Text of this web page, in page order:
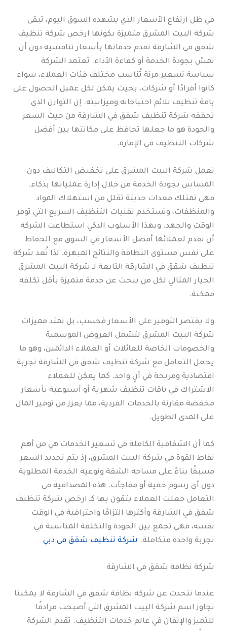
في ظل ارتفاع الأسعار الذي يشهده السوق اليوم، تبقى
شركة البيت المشرق متميزة بكونها ارخص شركة تنظيف
شقق في الشارقة تقدم خدماتها بأسعار تنافسية دون أن
تمسّ بجودة الخدمة أو كفاءة الأداء. تعتمد الشركة
سياسة تسعير مرنة تُناسب مختلف فئات العملاء، سواء
كانوا أفرادًا أو شركات، بحيث يمكن لكل عميل الحصول على
باقة تنظيف تلائم احتياجاته وميزانيته. إن التوازن الذي
تحققه شركة تنظيف شقق في الشارقة من حيث السعر
والجودة هو ما جعلها تحافظ على مكانتها بين أفضل
شركات التنظيف في الإمارة.
تعمل شركة البيت المشرق على تخفيض التكاليف دون
المساس بجودة الخدمة من خلال إدارة عملياتها بذكاء.
فهي تمتلك معدات حديثة تقلل من استهلاك المواد
والمنظفات، وتستخدم تقنيات التنظيف السريع التي توفر
الوقت والجهد. وبهذا الأسلوب الذكي استطاعت الشركة
أن تقدم لعملائها أفضل الأسعار في السوق مع الحفاظ
على نفس مستوى النظافة والنتائج المبهرة. لذا تُعد شركة
تنظيف شقق في الشارقة التابعة لـ شركة البيت المشرق
الخيار المثالي لكل من يبحث عن خدمة متميزة بأقل تكلفة
ممكنة.
ولا يقتصر التوفير على الأسعار فحسب، بل تمتد مميزات
شركة البيت المشرق لتشمل العروض الموسمية
والخصومات الخاصة للعائلات أو العملاء الدائمين، وهو ما
يجعل التعامل مع شركة تنظيف شقق في الشارقة تجربة
اقتصادية ومريحة في آنٍ واحد. كما يمكن للعملاء
الاشتراك في باقات تنظيف شهرية أو أسبوعية بأسعار
مخفضة مقارنة بالخدمات الفردية، مما يعزز من توفير المال
على المدى الطويل.
كما أن الشفافية الكاملة في تسعير الخدمات هي من أهم
نقاط القوة في شركة البيت المشرق، إذ يتم تحديد السعر
مسبقًا بناءً على مساحة الشقة ونوعية الخدمة المطلوبة
دون أي رسوم خفية أو مفاجآت. هذه المصداقية في
التعامل جعلت العملاء يثقون بها كـ ارخص شركة تنظيف
شقق في الشارقة وأكثرها التزامًا واحترافية في الوقت
نفسه، فهي تجمع بين الجودة والتكلفة المناسبة في
تجربة واحدة متكاملة. شركة تنظيف شقق في دبي
شركة نظافة شقق في الشارقة
عندما نتحدث عن شركة نظافة شقق في الشارقة لا يمكننا
تجاوز اسم شركة البيت المشرق التي أصبحت مرادفًا
للتميز والإتقان في عالم خدمات التنظيف. تقدم الشركة